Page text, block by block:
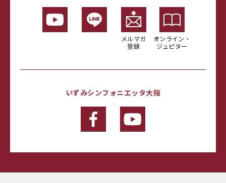
メルマガ
登録
オンライン・
ジュピター
いずみシンフォニエッタ大阪